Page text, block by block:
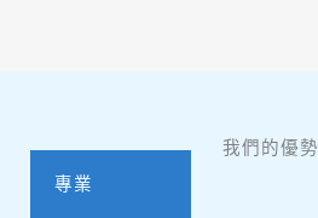
我們的優勢
專業